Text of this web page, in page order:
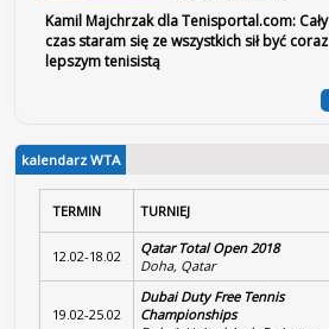
Kamil Majchrzak dla Tenisportal.com: Cały
czas staram się ze wszystkich sił być coraz
lepszym tenisistą
kalendarz WTA
TERMIN TURNIEJ
12.02-18.02
Qatar Total Open 2018
Doha, Qatar
19.02-25.02
Dubai Duty Free Tennis
Championships